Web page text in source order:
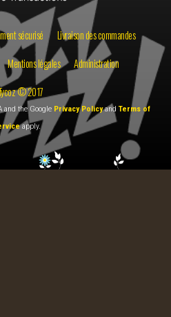
sécurisé
Livraison des commandes
Mentions légales
Administration
© 2017
and the Google Privacy Policyand Terms of
apply.